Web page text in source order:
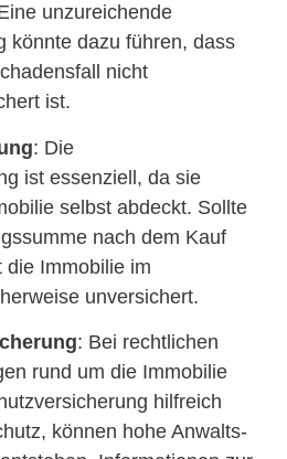
unzureichende
könnte dazu führen, dass
nicht
ist.
: Die
ist essenziell, da sie
selbst abdeckt. Sollte
nach dem Kauf
die Immobilie im
unversichert.
: Bei rechtlichen
rund um die Immobilie
hilfreich
können hohe Anwalts-